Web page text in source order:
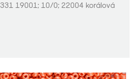
331 19001; 10/0; 22004 korálová